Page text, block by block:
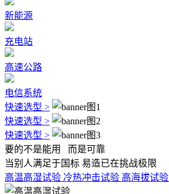
新能源
充电站
高速公路
电信系统
快速选型 >
快速选型 >
快速选型 >
要的不是能用
而是可靠
当别人满足于国标 易造已在挑战极限
高温高湿试验 冷热冲击试验 高海拔试验